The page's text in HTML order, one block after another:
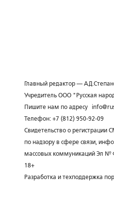
Главный редактор —
Учредитель ООО "Русская
Пишите нам по адресу
Телефон: +7 (812) 950-92-09
Свидетельство о регистрации
по надзору в сфере связи,
массовых коммуникаций Эл №
18+
Разработка и техподдержка